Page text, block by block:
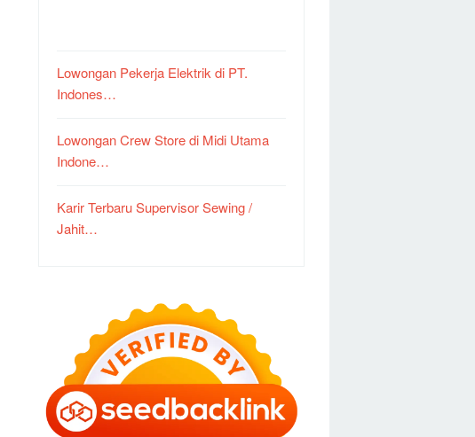
Lowongan Pekerja Elektrik di PT.
Indones…
Lowongan Crew Store di Midi Utama
Indone…
Karir Terbaru Supervisor Sewing /
Jahit…